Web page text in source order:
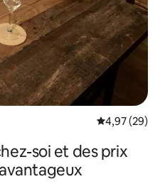
Note
4,97 (29)
soi et des prix